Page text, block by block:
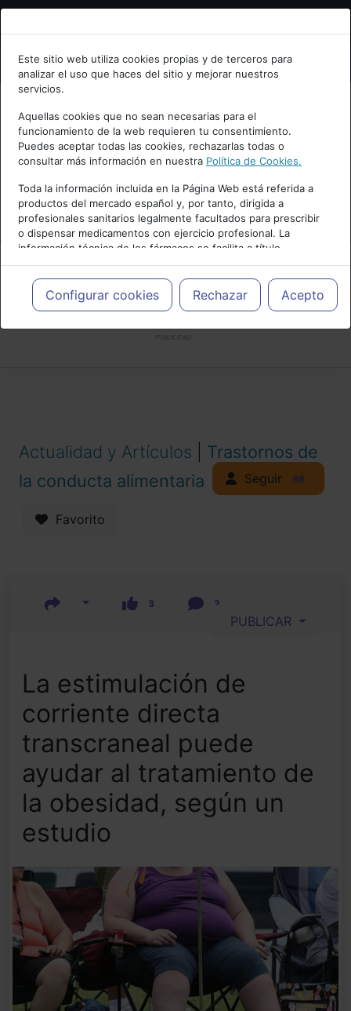
Bienvenid@ a psiquiatria.com
Escribe tu Email
Accede o regístrate con tu email.
Cancelar
Este sitio web utiliza cookies propias y de terceros para
analizar el uso que haces del sitio y mejorar nuestros
servicios.
Aquellas cookies que no sean necesarias para el
funcionamiento de la web requieren tu consentimiento.
Puedes aceptar todas las cookies, rechazarlas todas o
consultar más información en nuestra Política de Cookies.
Toda la información incluida en la Página Web está referida a
productos del mercado español y, por tanto, dirigida a
profesionales sanitarios legalmente facultados para prescribir
o dispensar medicamentos con ejercicio profesional. La
información técnica de los fármacos se facilita a título
meramente informativo, siendo responsabilidad de los
profesionales facultados prescribir medicamentos y decidir, en
cada caso concreto, el tratamiento más adecuado a las
necesidades del paciente.
Configurar cookies Rechazar Acepto
Actualidad y Artículos
Trastornos de
la conducta alimentaria
Seguir 98
Favorito
3 2
PUBLICAR
La estimulación de
corriente directa
transcraneal puede
ayudar al tratamiento de
la obesidad, según un
estudio